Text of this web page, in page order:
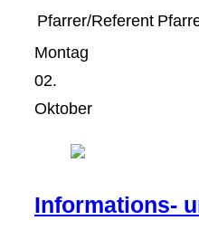
Pfarrer/Referent
Montag
02.
Oktober
Informations-